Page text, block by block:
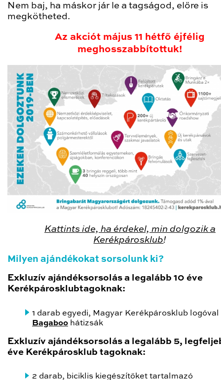
Nem baj, ha máskor jár le a tagságod, előre is
megkötheted.
Az akciót május 11 hétfő éjfélig
meghosszabbítottuk!
Kattints ide, ha érdekel, min dolgozik a
Kerékpárosklub!
Milyen ajándékokat sorsolunk ki?
Exkluzív ajándéksorsolás a legalább 10 éve
Kerékpárosklubtagoknak:
1 darab egyedi, Magyar Kerékpárosklub
Bagaboo hátizsák
Exkluzív ajándéksorsolás a legalább 5,
éve Kerékpárosklub tagoknak:
2 darab, biciklis kiegészítőket tartalmazó